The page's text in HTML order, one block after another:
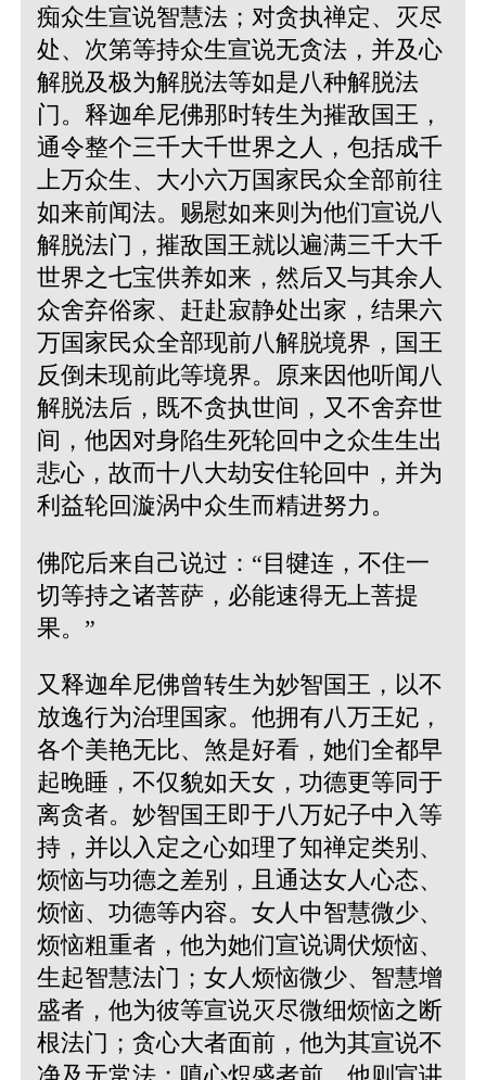
痴众生宣说智慧法；对贪执禅定、灭尽
处、次第等持众生宣说无贪法，并及心
解脱及极为解脱法等如是八种解脱法
门。释迦牟尼佛那时转生为摧敌国王，
通令整个三千大千世界之人，包括成千
上万众生、大小六万国家民众全部前往
如来前闻法。赐慰如来则为他们宣说八
解脱法门，摧敌国王就以遍满三千大千
世界之七宝供养如来，然后又与其余人
众舍弃俗家、赶赴寂静处出家，结果六
万国家民众全部现前八解脱境界，国王
反倒未现前此等境界。原来因他听闻八
解脱法后，既不贪执世间，又不舍弃世
间，他因对身陷生死轮回中之众生生出
悲心，故而十八大劫安住轮回中，并为
利益轮回漩涡中众生而精进努力。
佛陀后来自己说过：“目犍连，不住一
切等持之诸菩萨，必能速得无上菩提
果。”
又释迦牟尼佛曾转生为妙智国王，以不
放逸行为治理国家。他拥有八万王妃，
各个美艳无比、煞是好看，她们全都早
起晚睡，不仅貌如天女，功德更等同于
离贪者。妙智国王即于八万妃子中入等
持，并以入定之心如理了知禅定类别、
烦恼与功德之差别，且通达女人心态、
烦恼、功德等内容。女人中智慧微少、
烦恼粗重者，他为她们宣说调伏烦恼、
生起智慧法门；女人烦恼微少、智慧增
盛者，他为彼等宣说灭尽微细烦恼之断
根法门；贪心大者面前，他为其宣说不